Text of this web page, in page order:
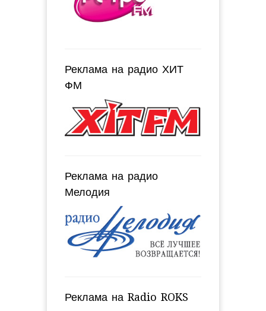
Реклама на радио ХИТ
ФМ
Реклама на радио
Мелодия
Реклама на Radio ROKS